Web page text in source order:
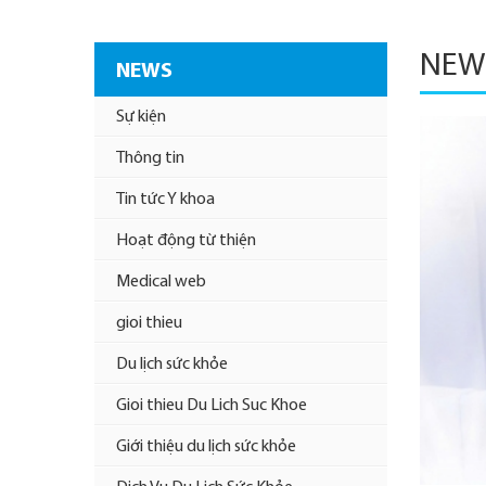
NEWS
Sự kiện
Thông tin
Tin tức Y khoa
Hoạt động từ thiện
Medical web
gioi thieu
Du lịch sức khỏe
Gioi thieu Du Lich Suc Khoe
Giới thiệu du lịch sức khỏe